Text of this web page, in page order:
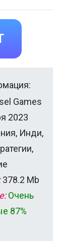
Games
2023
Инди,
378.2 Mb
Очень
87%